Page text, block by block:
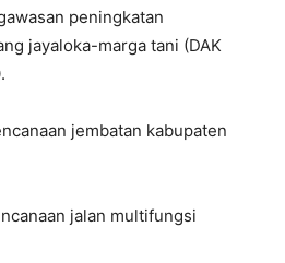
peningkatan
jayaloka-marga tani (DAK
jembatan kabupaten
jalan multifungsi